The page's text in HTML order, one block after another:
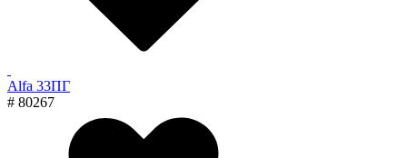
Alfa 33ПГ
# 80267